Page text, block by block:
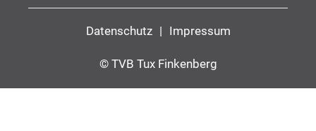
Datenschutz | Impressum
© TVB Tux Finkenberg